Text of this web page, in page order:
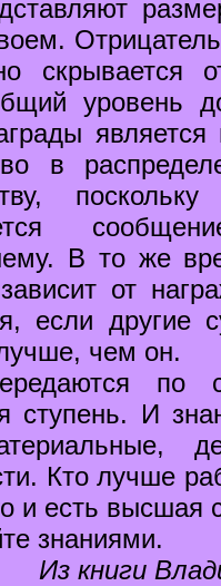
уровень
в
В то же
от
если другие
чем он.
по
ступень. И
Кто лучше
и есть высшая
знаниями.
Из книги